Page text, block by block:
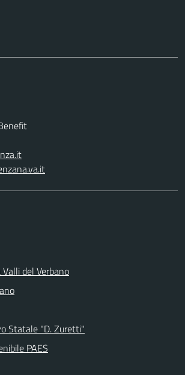
del Verbano
Statale "D. Zuretti"
PAES